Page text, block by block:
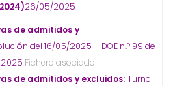
26/05/2025
de admitidos y
del 16/05/2025 – DOE n.º 99 de
Fichero asociado
de admitidos y excluidos:Turno